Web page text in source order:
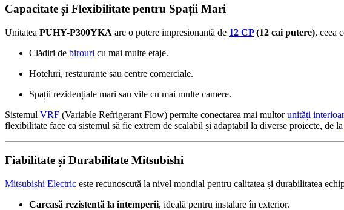
Capacitate și Flexibilitate pentru Spații Mari
Unitatea PUHY-P300YKA are o putere impresionantă de 12 CP(12 cai putere), ceea
Clădiri de birouri cu mai multe etaje.
Hoteluri, restaurante sau centre comerciale.
Spații rezidențiale mari sau vile cu mai multe camere.
Sistemul VRF (Variable Refrigerant Flow) permite conectarea mai multorunități
flexibilitate face ca sistemul să fie extrem de scalabil și adaptabil la diverse proiecte, de la
Fiabilitate și Durabilitate Mitsubishi
Mitsubishi Electric este recunoscută la nivel mondial pentru calitatea și durabilitatea
Carcasă rezistentă la intemperii, ideală pentru instalare în exterior.